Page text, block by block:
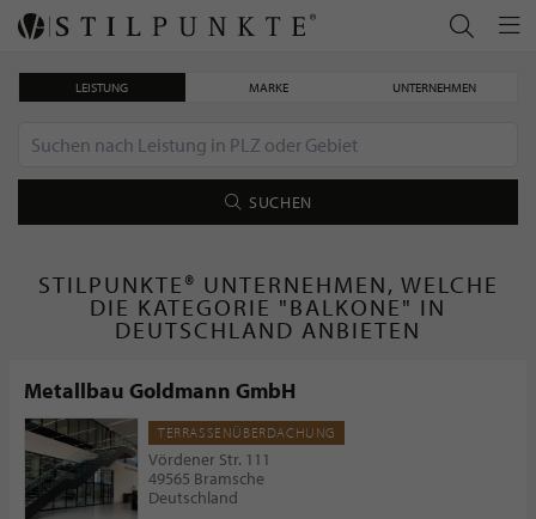
LEISTUNG MARKE UNTERNEHMEN
SUCHEN
STILPUNKTE® UNTERNEHMEN, WELCHE
DIE KATEGORIE "BALKONE" IN
DEUTSCHLAND ANBIETEN
Metallbau Goldmann GmbH
TERRASSENÜBERDACHUNG
Vördener Str. 111
49565 Bramsche
Deutschland